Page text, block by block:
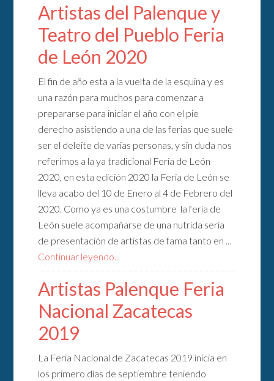
Artistas del Palenque y
Teatro del Pueblo Feria
de León 2020
El fin de año esta a la vuelta de la esquina y es
una razón para muchos para comenzar a
prepararse para iniciar el año con el pie
derecho asistiendo a una de las ferias que suele
ser el deleite de varias personas, y sin duda nos
referimos a la ya tradicional Feria de León
2020, en esta edición 2020 la Feria de León se
lleva acabo del 10 de Enero al 4 de Febrero del
2020. Como ya es una costumbre la feria de
León suele acompañarse de una nutrida seria
de presentación de artistas de fama tanto en ...
Continuar leyendo...
Artistas Palenque Feria
Nacional Zacatecas
2019
La Feria Nacional de Zacatecas 2019 inicia en
los primero días de septiembre teniendo